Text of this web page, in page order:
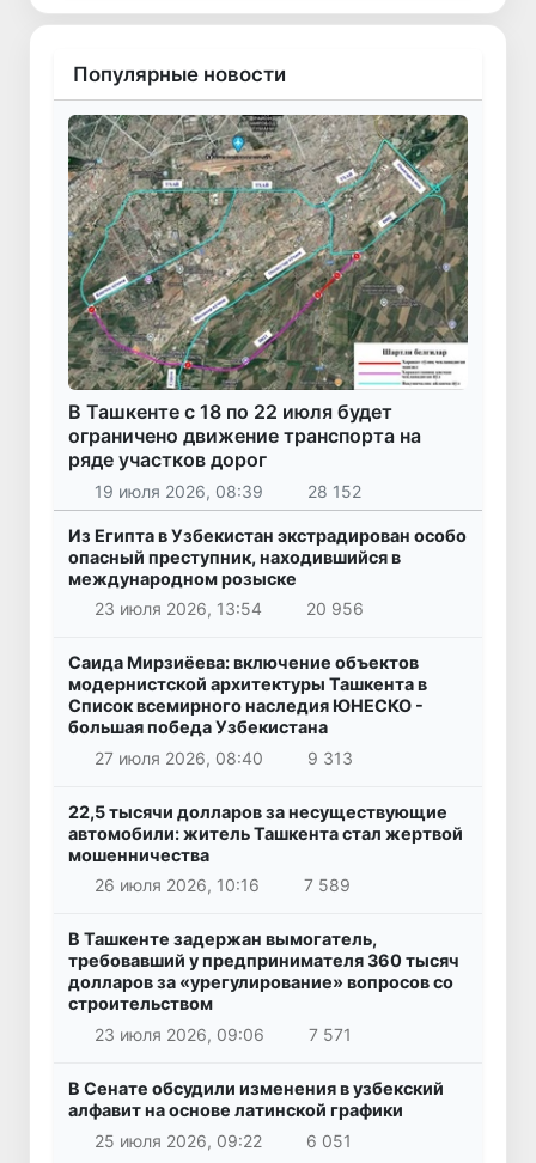
Популярные новости
В Ташкенте с 18 по 22 июля будет
ограничено движение транспорта на
ряде участков дорог
19 июля 2026, 08:39 28 152
Из Египта в Узбекистан экстрадирован особо
опасный преступник, находившийся в
международном розыске
23 июля 2026, 13:54
20 956
Саида Мирзиёева: включение объектов
модернистской архитектуры Ташкента в
Список всемирного наследия ЮНЕСКО -
большая победа Узбекистана
27 июля 2026, 08:40
9 313
22,5 тысячи долларов за несуществующие
автомобили: житель Ташкента стал жертвой
мошенничества
26 июля 2026, 10:16
7 589
В Ташкенте задержан вымогатель,
требовавший у предпринимателя 360 тысяч
долларов за «урегулирование» вопросов со
строительством
23 июля 2026, 09:06
7 571
В Сенате обсудили изменения в узбекский
алфавит на основе латинской графики
25 июля 2026, 09:22
6 051